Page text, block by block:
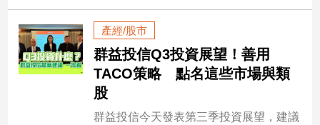
產經/股市
群益投信Q3投資展望！善用
TACO策略 點名這些市場與類
股
群益投信今天發表第三季投資展望，建議